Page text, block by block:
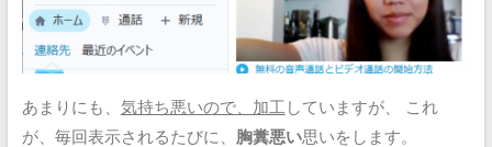
あまりにも、 気持ち悪いので、加工 していますが、
これ
が、毎回表示されるたびに、 胸糞悪い思いをします。